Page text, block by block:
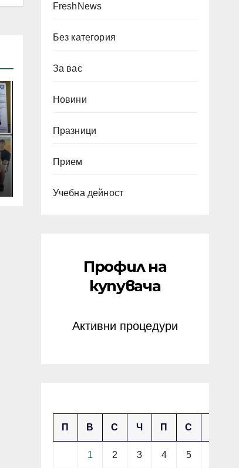
FreshNews
Без категория
За вас
Новини
Празници
Прием
Учебна дейност
Профил на
купувача
Активни процедури
П В С Ч П С
1 2 3 4 5